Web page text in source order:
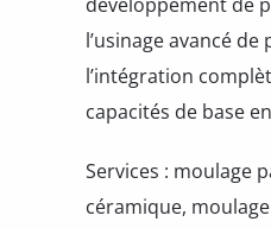
l’usinage avancé
l’intégration
capacités de base
Services : moulage
céramique,